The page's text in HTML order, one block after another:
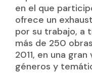
en el que
ofrece un
por su trabajo, a
más de 250
2011, en una
géneros y